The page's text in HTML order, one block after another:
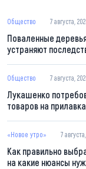
Общество 7 августа,
Поваленные
устраняют
Общество 7 августа,
Лукашенко
товаров на
«Новое утро» 7
Как правильно
на какие нюансы